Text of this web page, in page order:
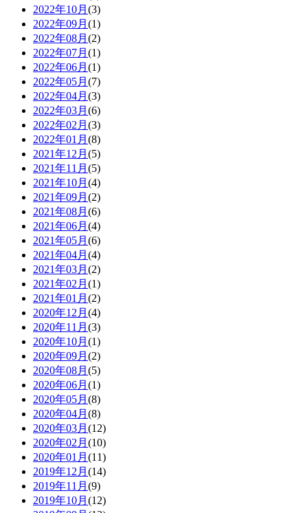
2022年10月 (3)
2022年09月 (1)
2022年08月 (2)
2022年07月 (1)
2022年06月 (1)
2022年05月 (7)
2022年04月 (3)
2022年03月 (6)
2022年02月 (3)
2022年01月 (8)
2021年12月 (5)
2021年11月 (5)
2021年10月 (4)
2021年09月 (2)
2021年08月 (6)
2021年06月 (4)
2021年05月 (6)
2021年04月 (4)
2021年03月 (2)
2021年02月 (1)
2021年01月 (2)
2020年12月 (4)
2020年11月 (3)
2020年10月 (1)
2020年09月 (2)
2020年08月 (5)
2020年06月 (1)
2020年05月 (8)
2020年04月 (8)
2020年03月 (12)
2020年02月 (10)
2020年01月 (11)
2019年12月 (14)
2019年11月 (9)
2019年10月 (12)